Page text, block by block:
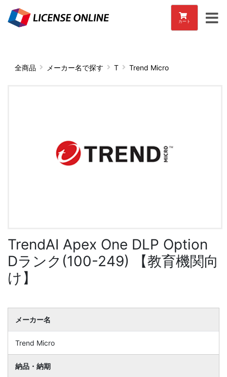
カート
全商品 メーカー名で探す T Trend Micro
TrendAI Apex One DLP Option
Dランク(100-249) 【教育機関向
け】
メーカー名
Trend Micro
納品・納期